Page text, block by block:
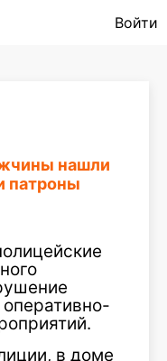
Войти
нашли
патроны
в доме